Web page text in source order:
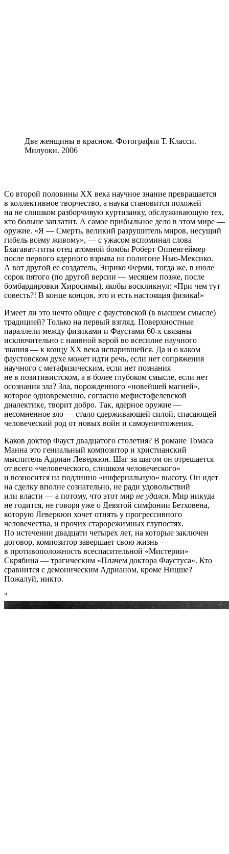
Две женщины в красном. Фотография Т. Класси.
Милуоки. 2006
Со второй половины ХХ века научное знание превращается
в коллективное творчество, а наука становится похожей
на не слишком разборчивую куртизанку, обслуживающую тех,
кто больше заплатит. А самое прибыльное дело в этом мире —
оружие. «Я — Смерть, великий разрушитель миров, несущий
гибель всему живому», — с ужасом вспоминал слова
Бхагават-гиты отец атомной бомбы Роберт Оппенгеймер
после первого ядерного взрыва на полигоне Нью-Мексико.
А вот другой ее создатель, Энрико Ферми, тогда же, в июле
сорок пятого (по другой версии — месяцем позже, после
бомбардировки Хиросимы), якобы воскликнул: «При чем тут
совесть?! В конце концов, это и есть настоящая физика!»
Имеет ли это нечто общее с фаустовской (в высшем смысле)
традицией? Только на первый взгляд. Поверхностные
параллели между физиками и Фаустами 60-х связаны
исключительно с наивной верой во всесилие научного
знания — к концу ХХ века испарившейся. Да и о каком
фаустовском духе может идти речь, если нет сопряжения
научного с метафизическим, если нет познания
не в позитивистском, а в более глубоком смысле, если нет
осознания зла? Зла, порожденного «новейшей магией»,
которое одновременно, согласно мефистофелевской
диалектике, творит добро. Так, ядерное оружие —
несомненное зло — стало сдерживающей силой, спасающей
человеческий род от новых войн и самоуничтожения.
Каков доктор Фауст двадцатого столетия? В романе Томаса
Манна это гениальный композитор и христианский
мыслитель Адриан Леверкюн. Шаг за шагом он отрешается
от всего «человеческого, слишком человеческого»
и возносится на подлинно «инфернальную» высоту. Он идет
на сделку вполне сознательно, не ради удовольствий
или власти — а потому, что этот мир не удался. Мир никуда
не годится, не говоря уже о Девятой симфонии Бетховена,
которую Леверкюн хочет отнять у прогрессивного
человечества, и прочих старорежимных глупостях.
По истечении двадцати четырех лет, на которые заключен
договор, композитор завершает свою жизнь —
в противоположность всеспасительной «Мистерии»
Скрябина — трагическим «Плачем доктора Фаустуса». Кто
сравнится с демоническим Адрианом, кроме Ницше?
Пожалуй, никто.